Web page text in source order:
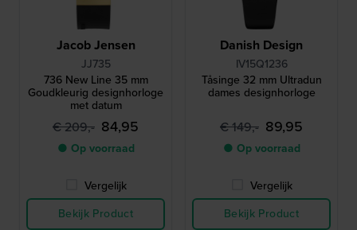
Jacob Jensen
JJ735
736 New Line 35 mm
Goudkleurig designhorloge
met datum
€ 209,- 84,95
● Op voorraad
Vergelijk
Bekijk Product
Danish Design
IV15Q1236
Tåsinge 32 mm Ultradun
dames designhorloge
€ 149,- 89,95
● Op voorraad
Vergelijk
Bekijk Product